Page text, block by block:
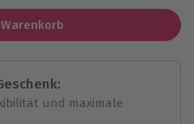
und maximale